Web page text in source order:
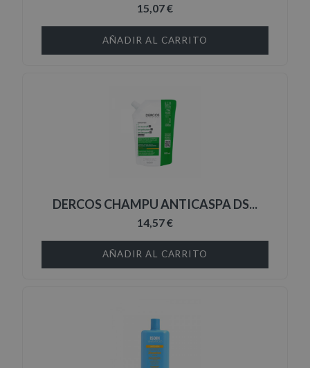
15,07 €
AÑADIR AL CARRITO
DERCOS CHAMPU ANTICASPA DS...
14,57 €
AÑADIR AL CARRITO